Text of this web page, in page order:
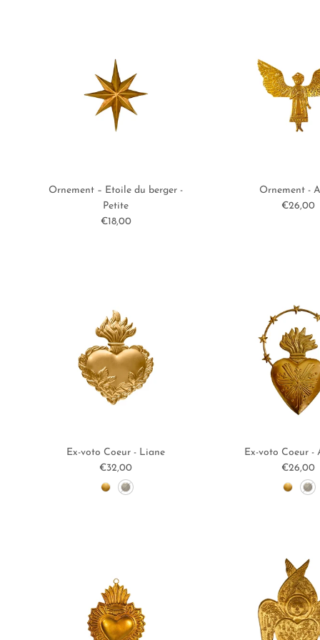
Ornement – Etoile du berger -
Petite
Prix habituel
€18,00
Ornement -
Prix
€26,00
Ex-voto Coeur - Liane
Prix habituel
€32,00
Ex-voto Coeur -
Prix
€26,00